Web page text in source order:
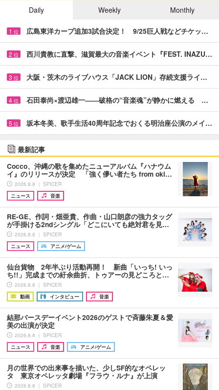
Daily
Weekly Monthly
1 位 広島東洋カープ追加3試合決定！ 9/25巨人戦などチケッ…
2 位 西川貴教に直撃、滋賀最大の音楽イベント『FEST. INAZU…
3 位 大阪・茨木のライブハウス「JACK LION」存続支援ライ…
4 位 石田泰尚×渡辺雄一――破格の“音楽魂”が静かに燃える …
5 位 坂本冬美、歌手生活40周年記念でおくる明治座公演のメイ…
最新記事
Cocco、沖縄の歌を集めたニューアルバム『ハナウム
イ』のリリースが決定 「強く儚い者たち from oki…
2026.8.8 ｜ SPICER
ニュース
音楽
RE-GE、作詞・畑亜貴、作曲・山口朗彦の強力タッグ
が手掛ける2ndシングル「どこにいても絶対君を見…
2026.8.8 ｜ SPICER
ニュース
アニメ/ゲーム
仙台貨物 2年半ぶり活動再開！ 新曲「いっち! いっ
ち!!」完成までの紆余曲折、トゥアーの見どころと…
2026.8.8 ｜ SPICER
動画
インタビュー 音楽
結那バースデーイベント2026のゲストで斉藤朱夏＆愛
美の出演が決定
2026.8.8 ｜ SPICER
ニュース
音楽 アニメ/ゲーム
月の世界での出来事を描いた、少しSF的なオペレッ
タ 東京オペレッタ劇場『フラウ・ルナ』が上演
2026.8.8 ｜ SPICER